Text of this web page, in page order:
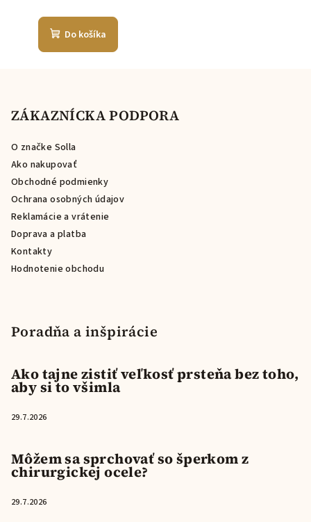
Do košíka
ZÁKAZNÍCKA PODPORA
O značke Solla
Ako nakupovať
Obchodné podmienky
Ochrana osobných údajov
Reklamácie a vrátenie
Doprava a platba
Kontakty
Hodnotenie obchodu
Poradňa a inšpirácie
Ako tajne zistiť veľkosť prsteňa bez toho,
aby si to všimla
29.7.2026
Môžem sa sprchovať so šperkom z
chirurgickej ocele?
29.7.2026